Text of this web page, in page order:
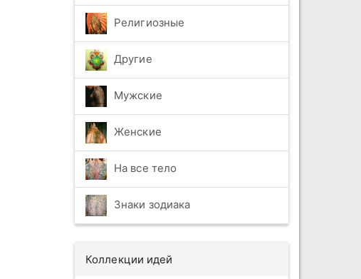
Религиозные
Другие
Мужские
Женские
На все тело
Знаки зодиака
Коллекции идей